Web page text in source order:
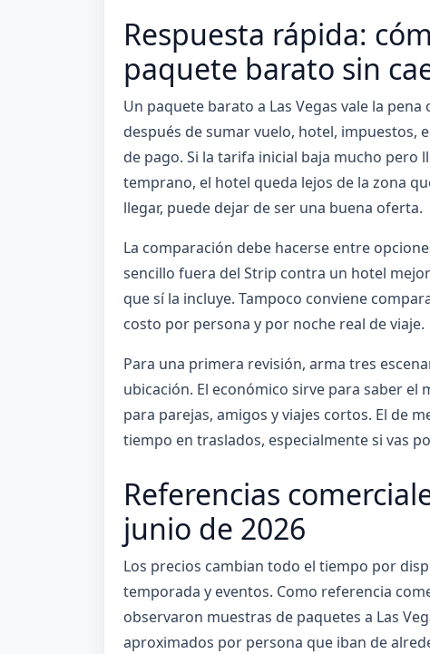
Respuesta rápida:
paquete barato sin
Un paquete barato a Las Vegas vale la
después de sumar vuelo, hotel,
de pago. Si la tarifa inicial baja mucho pero
temprano, el hotel queda lejos de la zona
llegar, puede dejar de ser una buena oferta.
La comparación debe hacerse entre
sencillo fuera del Strip contra un hotel
que sí la incluye. Tampoco conviene
costo por persona y por noche real de viaje.
Para una primera revisión, arma tres
ubicación. El económico sirve para saber
para parejas, amigos y viajes cortos. El de
tiempo en traslados, especialmente si vas
Referencias
junio de 2026
Los precios cambian todo el tiempo por
temporada y eventos. Como referencia
observaron muestras de paquetes a Las
aproximados por persona que iban de